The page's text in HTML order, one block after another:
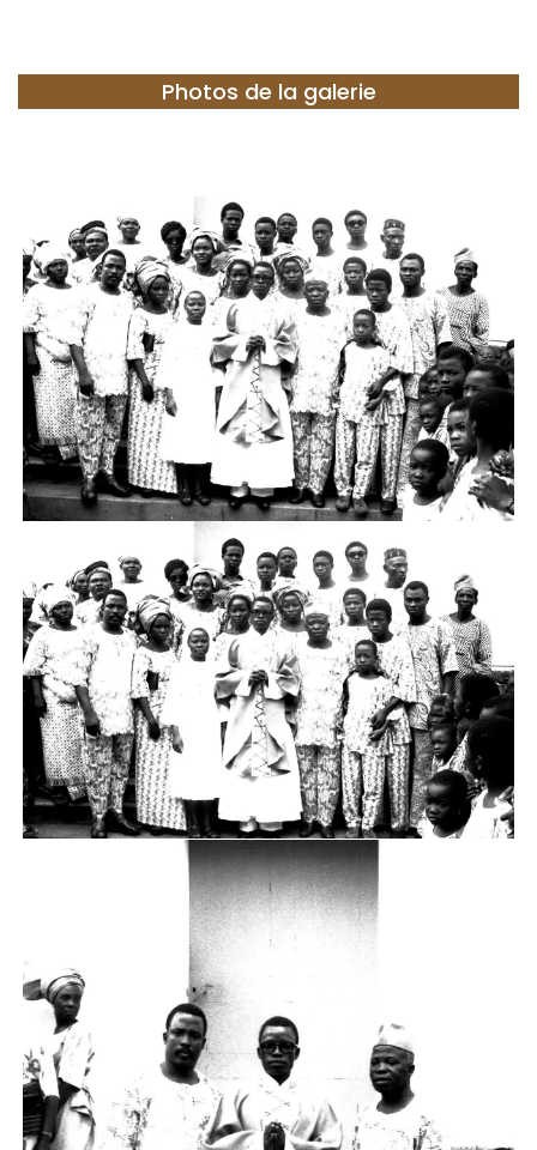
Photos de la galerie